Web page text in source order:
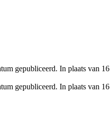
gepubliceerd. In plaats van
gepubliceerd. In plaats van